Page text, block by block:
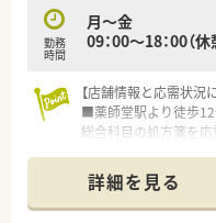
す。
勤務
時間
月～金
09：00～18：00（休
【店舗情報と応需状況
■薬師堂駅より徒歩12
総合科目の処方箋を応
と時短社員2名、事務
■地域のかかりつけ薬
明るく居心地の良い
詳細を見る